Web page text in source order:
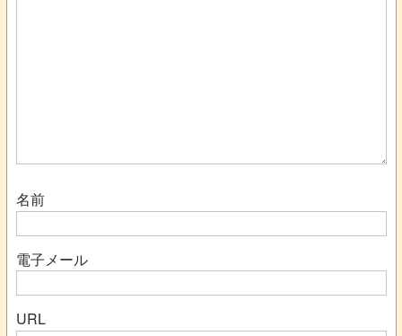
名前
電子メール
URL